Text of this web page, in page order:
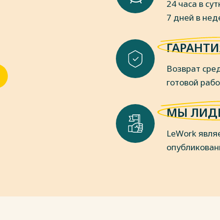
24 часа в
7 дней в
Возврат
готовой
МЫ
LeWork